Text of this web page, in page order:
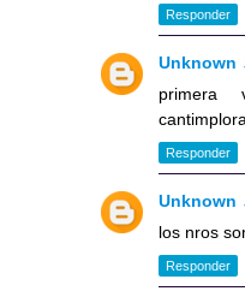
Responder
Unknown
primera
cantimplora
Responder
Unknown
los nros
Responder